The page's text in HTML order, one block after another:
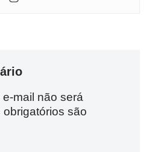
mail não será
obrigatórios são